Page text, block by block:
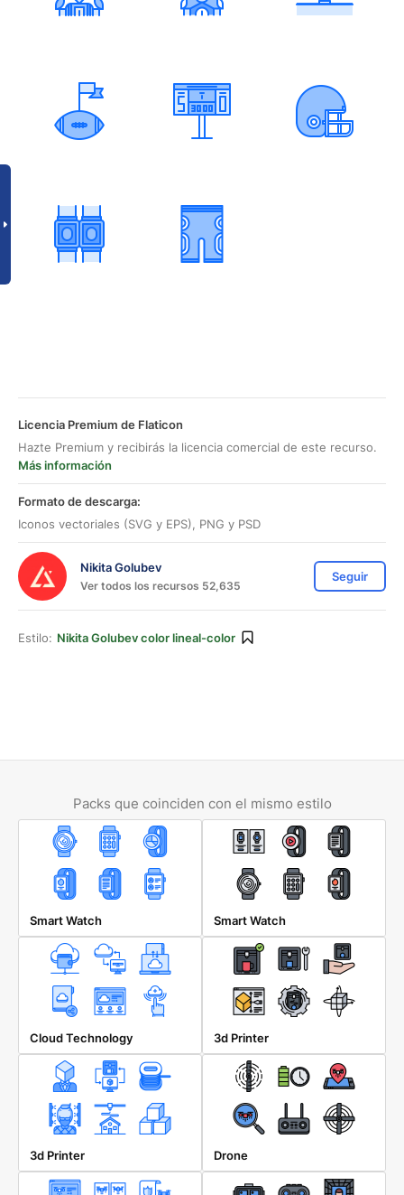
Licencia Premium de Flaticon
Hazte Premium y recibirás la licencia comercial de este recurso.
Más información
Formato de descarga:
Iconos vectoriales (SVG y EPS), PNG y PSD
Nikita Golubev
Ver todos los recursos 52,635
Seguir
Estilo: Nikita Golubev color lineal-color
Packs que coinciden con el mismo estilo
Smart Watch Smart Watch
Cloud Technology 3d Printer
3d Printer Drone